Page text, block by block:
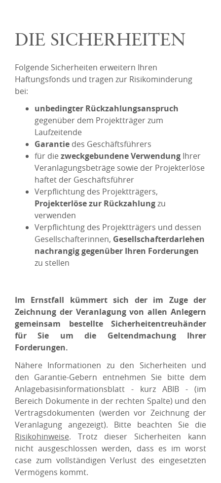
DIE SICHERHEITEN
Folgende Sicherheiten erweitern Ihren
Haftungsfonds und tragen zur Risikominderung
bei:
unbedingter Rückzahlungsanspruch
gegenüber dem Projektträger zum
Laufzeitende
Garantie des Geschäftsführers
für die zweckgebundene Verwendung Ihrer
Veranlagungsbeträge sowie der Projekterlöse
haftet der Geschäftsführer
Verpflichtung des Projektträgers,
Projekterlöse zur Rückzahlungzu
verwenden
Verpflichtung des Projektträgers und dessen
Gesellschafterinnen, Gesellschafterdarlehen
nachrangig gegenüber Ihren Forderungen
zu stellen
Im Ernstfall kümmert sich der im Zuge der
Zeichnung der Veranlagung von allen Anlegern
gemeinsam bestellte Sicherheitentreuhänder
für Sie um die Geltendmachung Ihrer
Forderungen.
Nähere Informationen zu den Sicherheiten und
den Garantie-Gebern entnehmen Sie bitte dem
Anlagebasisinformationsblatt - kurz ABIB - (im
Bereich Dokumente in der rechten Spalte) und den
Vertragsdokumenten (werden vor Zeichnung der
Veranlagung angezeigt). Bitte beachten Sie die
Risikohinweise. Trotz dieser Sicherheiten kann
nicht ausgeschlossen werden, dass es im worst
case zum vollständigen Verlust des eingesetzten
Vermögens kommt.